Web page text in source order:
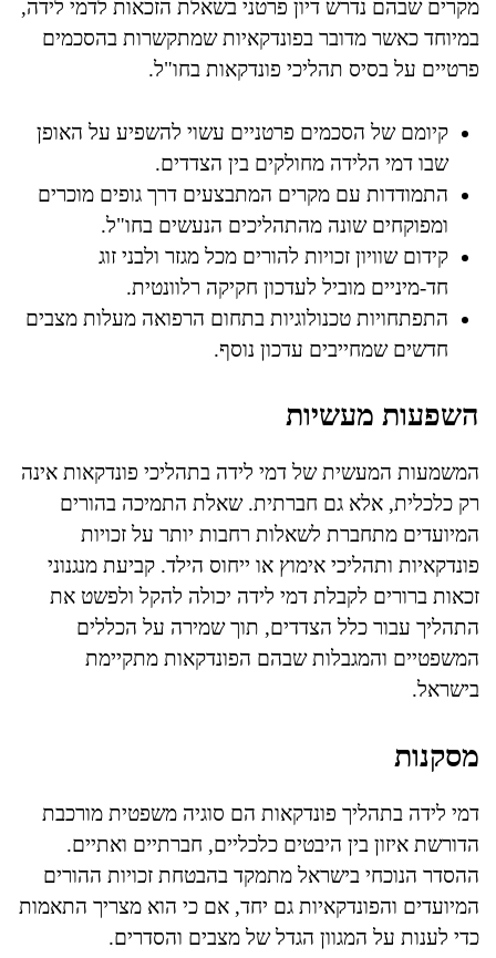
מקרים שבהם נדרש דיון פרטני בשאלת הזכאות לדמי לידה,
במיוחד כאשר מדובר בפונדקאיות שמתקשרות בהסכמים
פרטיים על בסיס תהליכי פונדקאות בחו"ל.
קיומם של הסכמים פרטניים עשוי להשפיע על האופן
שבו דמי הלידה מחולקים בין הצדדים.
התמודדות עם מקרים המתבצעים דרך גופים מוכרים
ומפוקחים שונה מהתהליכים הנעשים בחו"ל.
קידום שוויון זכויות להורים מכל מגזר ולבני זוג
חד-מיניים מוביל לעדכון חקיקה רלוונטית.
התפתחויות טכנולוגיות בתחום הרפואה מעלות מצבים
חדשים שמחייבים עדכון נוסף.
השפעות מעשיות
המשמעות המעשית של דמי לידה בתהליכי פונדקאות אינה
רק כלכלית, אלא גם חברתית. שאלת התמיכה בהורים
המיועדים מתחברת לשאלות רחבות יותר על זכויות
פונדקאיות ותהליכי אימוץ או ייחוס הילד. קביעת מנגנוני
זכאות ברורים לקבלת דמי לידה יכולה להקל ולפשט את
התהליך עבור כלל הצדדים, תוך שמירה על הכללים
המשפטיים והמגבלות שבהם הפונדקאות מתקיימת
בישראל.
מסקנות
דמי לידה בתהליך פונדקאות הם סוגיה משפטית מורכבת
הדורשת איזון בין היבטים כלכליים, חברתיים ואתיים.
ההסדר הנוכחי בישראל מתמקד בהבטחת זכויות ההורים
המיועדים והפונדקאיות גם יחד, אם כי הוא מצריך התאמות
כדי לענות על המגוון הגדל של מצבים והסדרים.